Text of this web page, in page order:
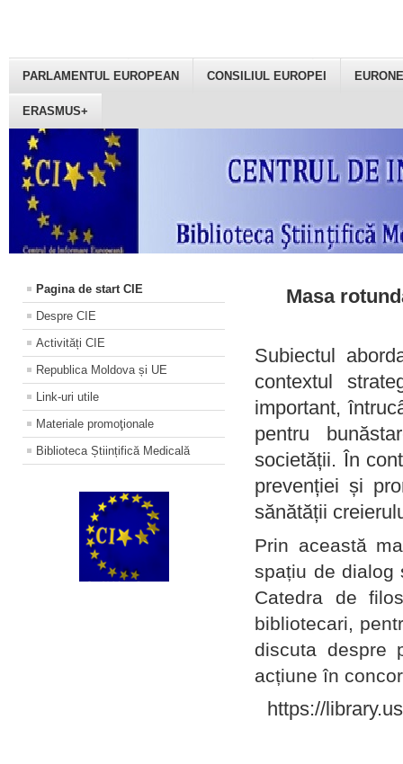
PARLAMENTUL EUROPEAN CONSILIUL EUROPEI
ERASMUS+
Pagina de start CIE
Despre CIE
Activități CIE
Republica Moldova și UE
Link-uri utile
Materiale promoţionale
Biblioteca Științifică Medicală
Masa
Subiectul
contextul
important,
pentru
societății. În
prevenției și
sănătății
Prin această
spațiu de dialog
Catedra de
bibliotecari,
discuta despre
acțiune în
https://